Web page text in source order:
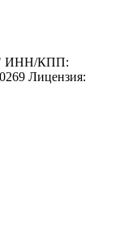
ИНН/КПП:
Лицензия: